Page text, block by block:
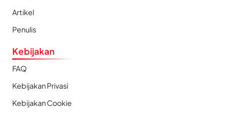
Artikel
Penulis
Kebijakan
FAQ
Kebijakan Privasi
Kebijakan Cookie